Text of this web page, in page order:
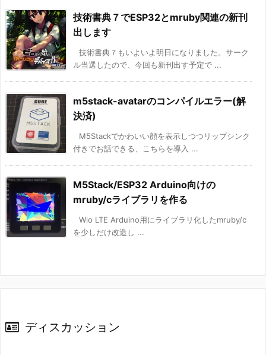
技術書典７でESP32とmruby関連の新刊
出します
技術書典７もいよいよ明日になりました。サーク
ル当選したので、今回も新刊出す予定で ...
m5stack-avatarのコンパイルエラー(解
決済)
M5Stackでかわいい顔を表示しつつリップシンク
付きでお話できる、こちらを導入 ...
M5Stack/ESP32 Arduino向けの
mruby/cライブラリを作る
Wio LTE Arduino用にライブラリ化したmruby/c
を少しだけ改造し ...
ディスカッション